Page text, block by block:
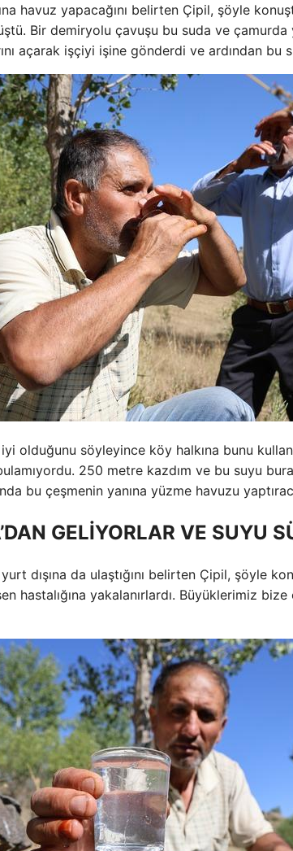
havuz yapacağını belirten Çipil, şöyle
Bir demiryolu çavuşu bu suda ve çamurda
açarak işçiyi işine gönderdi ve ardından bu
olduğunu söyleyince köy halkına bunu
250 metre kazdım ve bu suyu
bu çeşmenin yanına yüzme havuzu
GELİYORLAR VE SUYU
dışına da ulaştığını belirten Çipil, şöyle
hastalığına yakalanırlardı. Büyüklerimiz